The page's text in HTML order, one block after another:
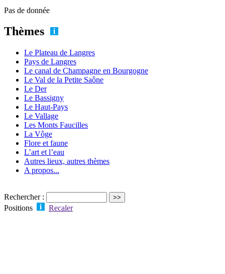
Pas de donnée
Thèmes
Le Plateau de Langres
Pays de Langres
Le canal de Champagne en Bourgogne
Le Val de la Petite Saône
Le Der
Le Bassigny
Le Haut-Pays
Le Vallage
Les Monts Faucilles
La Vôge
Flore et faune
L’art et l’eau
Autres lieux, autres thèmes
A propos...
Rechercher :
Positions
Recaler